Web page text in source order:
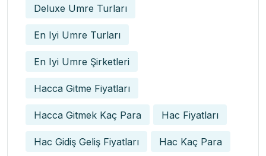
Deluxe Umre Turları
En Iyi Umre Turları
En Iyi Umre Şirketleri
Hacca Gitme Fiyatları
Hacca Gitmek Kaç Para Hac Fiyatları
Hac Gidiş Geliş Fiyatları Hac Kaç Para